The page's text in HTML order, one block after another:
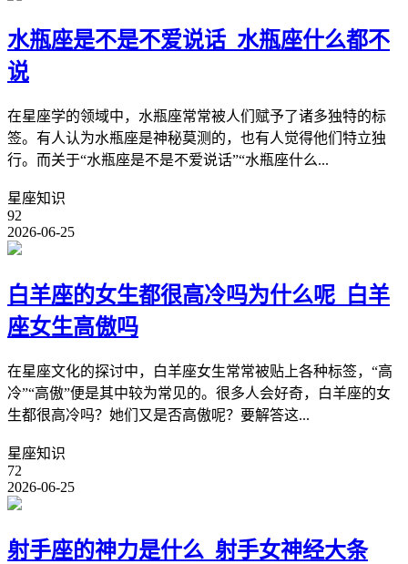
水瓶座是不是不爱说话_水瓶座什么都不
说
在星座学的领域中，水瓶座常常被人们赋予了诸多独特的标
签。有人认为水瓶座是神秘莫测的，也有人觉得他们特立独
行。而关于“水瓶座是不是不爱说话”“水瓶座什么...
星座知识
92
2026-06-25
白羊座的女生都很高冷吗为什么呢_白羊
座女生高傲吗
在星座文化的探讨中，白羊座女生常常被贴上各种标签，“高
冷”“高傲”便是其中较为常见的。很多人会好奇，白羊座的女
生都很高冷吗？她们又是否高傲呢？要解答这...
星座知识
72
2026-06-25
射手座的神力是什么_射手女神经大条